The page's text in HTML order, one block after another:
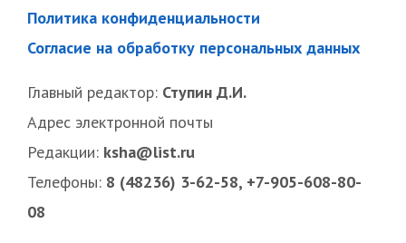
Политика конфиденциальности
Согласие на обработку персональных данных
Главный редактор: Ступин Д.И.
Адрес электронной почты
Редакции: ksha@list.ru
Телефоны: 8 (48236) 3-62-58, +7-905-608-80-
08